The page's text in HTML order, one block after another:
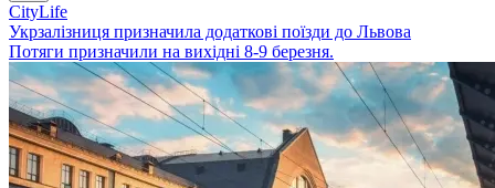
CityLife
Укрзалізниця призначила додаткові поїзди до Львова
Потяги призначили на вихідні 8-9 березня.